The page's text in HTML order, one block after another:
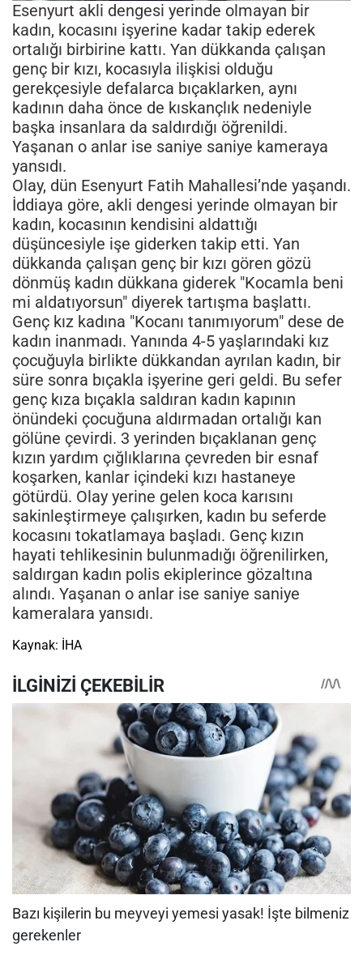
Esenyurt akli dengesi yerinde olmayan bir
kadın, kocasını işyerine kadar takip ederek
ortalığı birbirine kattı. Yan dükkanda çalışan
genç bir kızı, kocasıyla ilişkisi olduğu
gerekçesiyle defalarca bıçaklarken, aynı
kadının daha önce de kıskançlık nedeniyle
başka insanlara da saldırdığı öğrenildi.
Yaşanan o anlar ise saniye saniye kameraya
yansıdı.
Olay, dün Esenyurt Fatih Mahallesi’nde yaşandı.
İddiaya göre, akli dengesi yerinde olmayan bir
kadın, kocasının kendisini aldattığı
düşüncesiyle işe giderken takip etti. Yan
dükkanda çalışan genç bir kızı gören gözü
dönmüş kadın dükkana giderek "Kocamla beni
mi aldatıyorsun" diyerek tartışma başlattı.
Genç kız kadına "Kocanı tanımıyorum" dese de
kadın inanmadı. Yanında 4-5 yaşlarındaki kız
çocuğuyla birlikte dükkandan ayrılan kadın, bir
süre sonra bıçakla işyerine geri geldi. Bu sefer
genç kıza bıçakla saldıran kadın kapının
önündeki çocuğuna aldırmadan ortalığı kan
gölüne çevirdi. 3 yerinden bıçaklanan genç
kızın yardım çığlıklarına çevreden bir esnaf
koşarken, kanlar içindeki kızı hastaneye
götürdü. Olay yerine gelen koca karısını
sakinleştirmeye çalışırken, kadın bu seferde
kocasını tokatlamaya başladı. Genç kızın
hayati tehlikesinin bulunmadığı öğrenilirken,
saldırgan kadın polis ekiplerince gözaltına
alındı. Yaşanan o anlar ise saniye saniye
kameralara yansıdı.
Kaynak: İHA